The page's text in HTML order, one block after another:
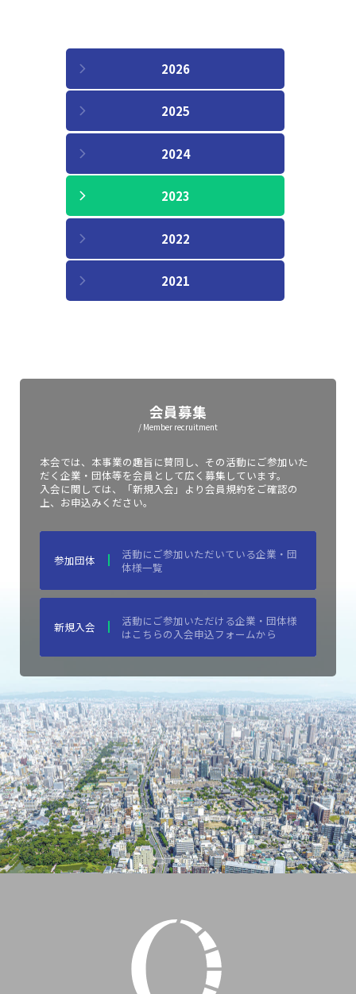
2026
2025
2024
2023
2022
2021
会員募集
/ Member recruitment
本会では、本事業の趣旨に賛同し、その活動にご参加いた
だく企業・団体等を会員として広く募集しています。
入会に関しては、「新規入会」より会員規約をご確認の
上、お申込みください。
参加団体
活動にご参加いただいている企業・団
体様一覧
新規入会
活動にご参加いただける企業・団体様
はこちらの入会申込フォームから